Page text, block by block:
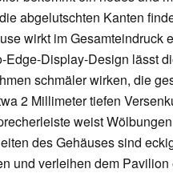
abgelutschten Kanten
wirkt im Gesamteindruck
Edge-Display-Design lässt
schmäler wirken, die
2 Millimeter tiefen
weist
des Gehäuses sind
und verleihen dem